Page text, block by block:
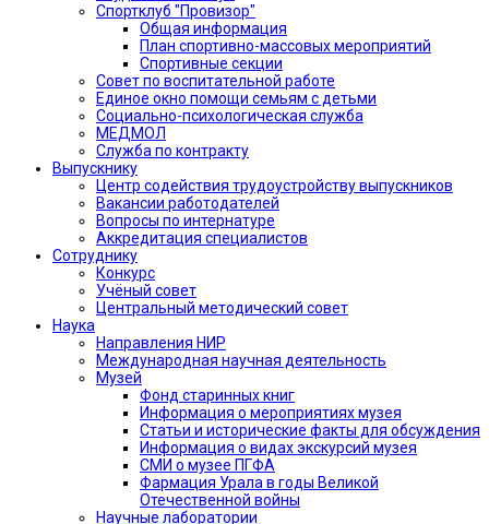
Спортклуб "Провизор"
Общая информация
План спортивно-массовых мероприятий
Спортивные секции
Совет по воспитательной работе
Единое окно помощи семьям с детьми
Социально-психологическая служба
МЕДМОЛ
Служба по контракту
Выпускнику
Центр содействия трудоустройству выпускников
Вакансии работодателей
Вопросы по интернатуре
Аккредитация специалистов
Сотруднику
Конкурс
Учёный совет
Центральный методический совет
Наука
Направления НИР
Международная научная деятельность
Музей
Фонд старинных книг
Информация о мероприятиях музея
Статьи и исторические факты для обсуждения
Информация о видах экскурсий музея
СМИ о музее ПГФА
Фармация Урала в годы Великой
Отечественной войны
Научные лаборатории